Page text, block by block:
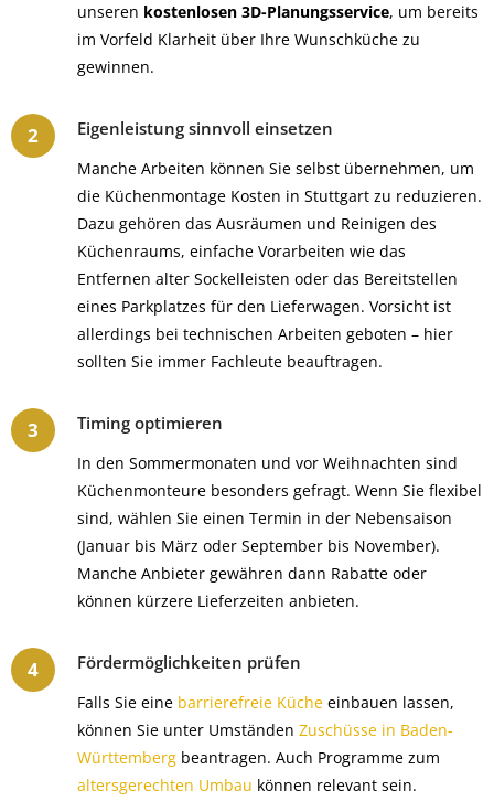
unseren kostenlosen 3D-Planungsservice, um bereits
im Vorfeld Klarheit über Ihre Wunschküche zu
gewinnen.
Eigenleistung sinnvoll einsetzen
Manche Arbeiten können Sie selbst übernehmen, um
die Küchenmontage Kosten in Stuttgart zu reduzieren.
Dazu gehören das Ausräumen und Reinigen des
Küchenraums, einfache Vorarbeiten wie das
Entfernen alter Sockelleisten oder das Bereitstellen
eines Parkplatzes für den Lieferwagen. Vorsicht ist
allerdings bei technischen Arbeiten geboten – hier
sollten Sie immer Fachleute beauftragen.
Timing optimieren
In den Sommermonaten und vor Weihnachten sind
Küchenmonteure besonders gefragt. Wenn Sie flexibel
sind, wählen Sie einen Termin in der Nebensaison
(Januar bis März oder September bis November).
Manche Anbieter gewähren dann Rabatte oder
können kürzere Lieferzeiten anbieten.
Fördermöglichkeiten prüfen
Falls Sie eine barrierefreie Küche einbauen lassen,
können Sie unter Umständen Zuschüsse in Baden-
Württemberg beantragen. Auch Programme zum
altersgerechten Umbau können relevant sein.